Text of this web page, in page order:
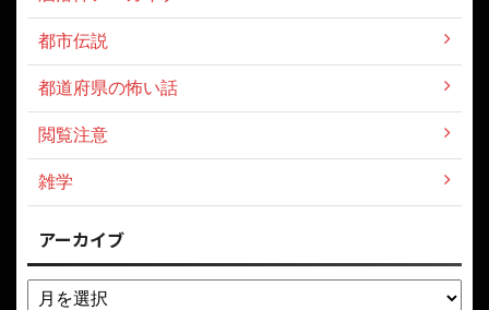
都市伝説
都道府県の怖い話
閲覧注意
雑学
アーカイブ